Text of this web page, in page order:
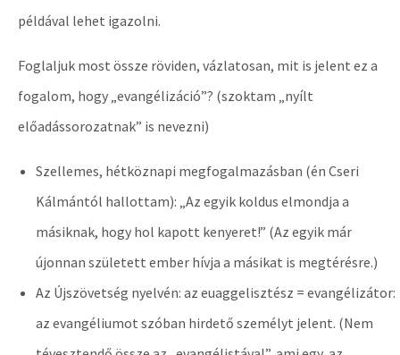
példával lehet igazolni.
Foglaljuk most össze röviden, vázlatosan, mit is jelent ez a
fogalom, hogy „evangélizáció”? (szoktam „nyílt
előadássorozatnak” is nevezni)
Szellemes, hétköznapi megfogalmazásban (én Cseri
Kálmántól hallottam): „Az egyik koldus elmondja a
másiknak, hogy hol kapott kenyeret!” (Az egyik már
újonnan született ember hívja a másikat is megtérésre.)
Az Újszövetség nyelvén: az euaggelisztész = evangélizátor:
az evangéliumot szóban hirdető személyt jelent. (Nem